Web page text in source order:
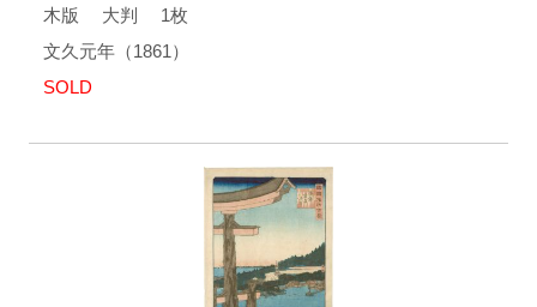
木版 大判 1枚
文久元年（1861）
SOLD